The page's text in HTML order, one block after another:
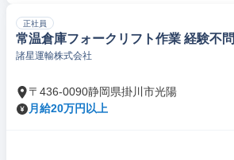
正社員
常温倉庫フォークリフト作業 経験不問
諸星運輸株式会社
〒436-0090静岡県掛川市光陽
月給20万円以上